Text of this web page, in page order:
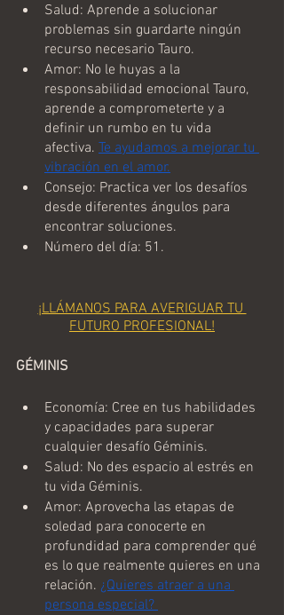
Salud: Aprende a solucionar
problemas sin guardarte ningún
recurso necesario Tauro.
Amor: No le huyas a la
responsabilidad emocional Tauro,
aprende a comprometerte y a
definir un rumbo en tu vida
afectiva. Te ayudamos a mejorar tu
vibración en el amor.
Consejo: Practica ver los desafíos
desde diferentes ángulos para
encontrar soluciones.
Número del día: 51.
¡LLÁMANOS PARA AVERIGUAR TU
FUTURO PROFESIONAL!
GÉMINIS
Economía: Cree en tus habilidades
y capacidades para superar
cualquier desafío Géminis.
Salud: No des espacio al estrés en
tu vida Géminis.
Amor: Aprovecha las etapas de
soledad para conocerte en
profundidad para comprender qué
es lo que realmente quieres en una
relación. ¿Quieres atraer a una
persona especial?